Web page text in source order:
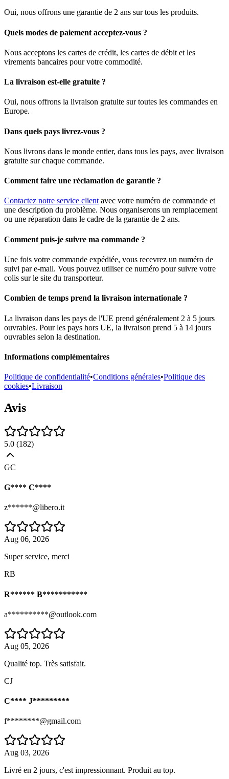
Oui, nous offrons une garantie de 2 ans sur tous les produits.
Quels modes de paiement acceptez-vous ?
Nous acceptons les cartes de crédit, les cartes de débit et les
virements bancaires pour votre commodité.
La livraison est-elle gratuite ?
Oui, nous offrons la livraison gratuite sur toutes les commandes en
Europe.
Dans quels pays livrez-vous ?
Nous livrons dans le monde entier, dans tous les pays, avec livraison
gratuite sur chaque commande.
Comment faire une réclamation de garantie ?
Contactez notre service clientavec votre numéro de commande et
une description du problème. Nous organiserons un remplacement
ou une réparation dans le cadre de la garantie de 2 ans.
Comment puis-je suivre ma commande ?
Une fois votre commande expédiée, vous recevrez un numéro de
suivi par e-mail. Vous pouvez utiliser ce numéro pour suivre votre
colis sur le site du transporteur.
Combien de temps prend la livraison internationale ?
La livraison dans les pays de l'UE prend généralement 2 à 5 jours
ouvrables. Pour les pays hors UE, la livraison prend 5 à 14 jours
ouvrables selon la destination.
Informations complémentaires
Politique de confidentialité•Conditions générales•Politique des
cookies•Livraison
Avis
5.0 (182)
GC
G**** C****
z******@libero.it
Aug 06, 2026
Super service, merci
RB
R****** B***********
a**********@outlook.com
Aug 05, 2026
Qualité top. Très satisfait.
CJ
C**** J*********
f********@gmail.com
Aug 03, 2026
Livré en 2 jours, c'est impressionnant. Produit au top.